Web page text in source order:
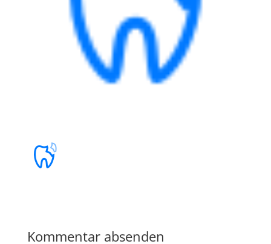
Kommentar absenden